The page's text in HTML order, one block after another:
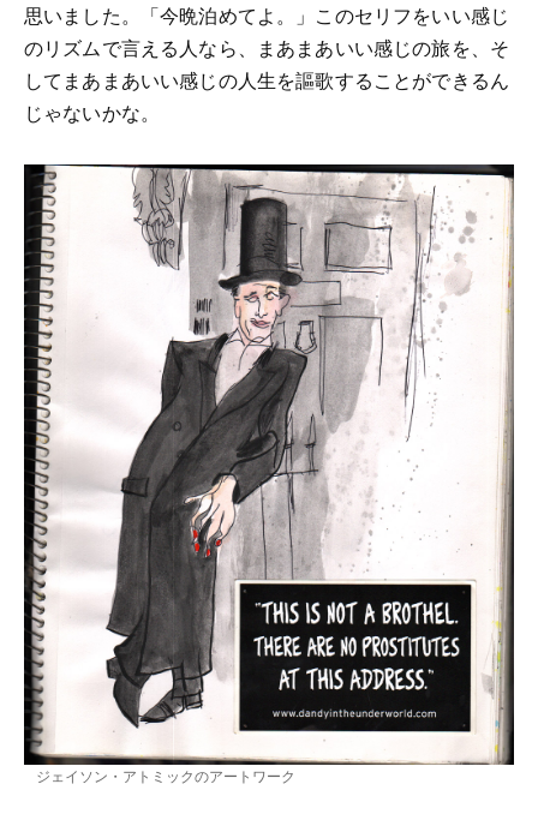
思いました。「今晩泊めてよ。」このセリフをいい感じ
のリズムで言える人なら、まあまあいい感じの旅を、そ
してまあまあいい感じの人生を謳歌することができるん
じゃないかな。
ジェイソン・アトミックのアートワーク